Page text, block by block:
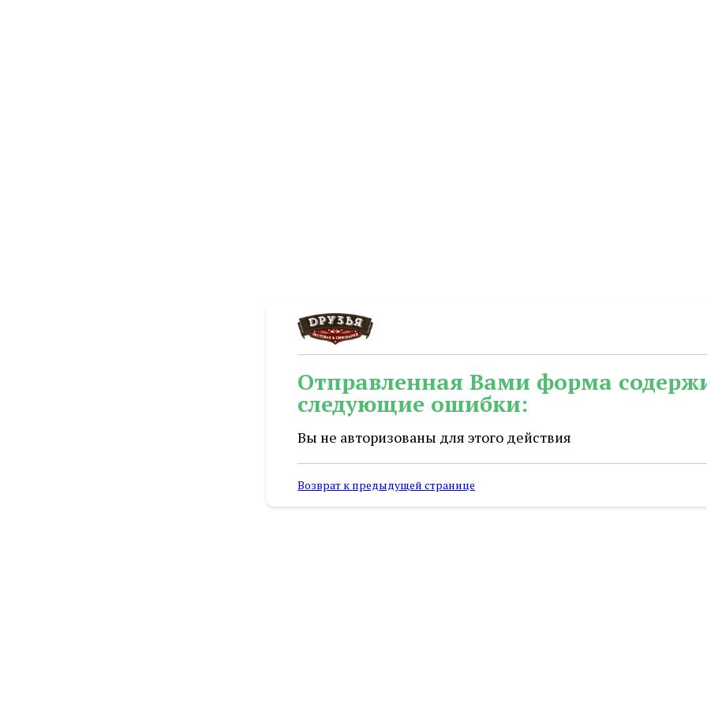
Отправленная Вами форма
следующие ошибки:
Вы не авторизованы для этого действия
Возврат к предыдущей странице